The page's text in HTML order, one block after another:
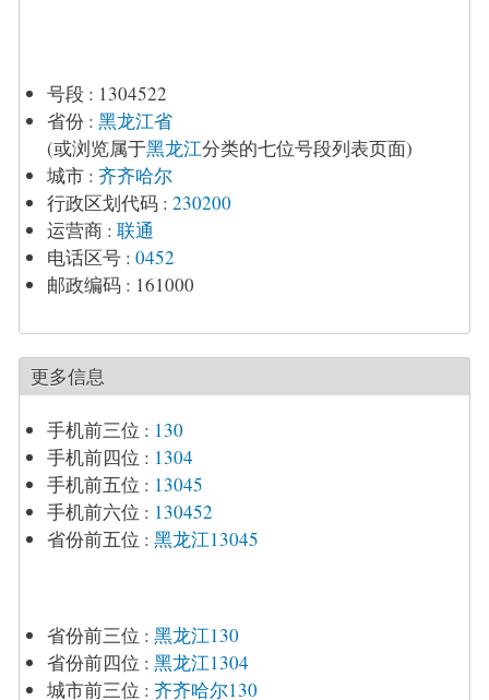
号段 : 1304522
省份 : 黑龙江省
(或浏览属于黑龙江分类的七位号段列表页面)
城市 : 齐齐哈尔
行政区划代码 : 230200
运营商 : 联通
电话区号 : 0452
邮政编码 : 161000
更多信息
手机前三位 : 130
手机前四位 : 1304
手机前五位 : 13045
手机前六位 : 130452
省份前五位 : 黑龙江13045
省份前三位 : 黑龙江130
省份前四位 : 黑龙江1304
城市前三位 : 齐齐哈尔130